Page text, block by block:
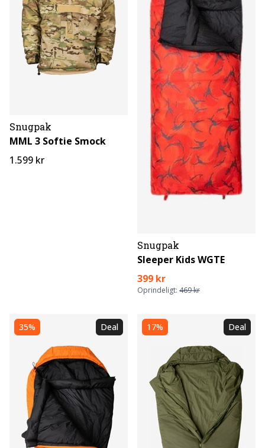
Snugpak
MML 3 Softie Smock
1.599 kr
Snugpak
Sleeper Kids WGTE
399 kr
Oprindeligt: 469 kr
35% Deal 17% Deal